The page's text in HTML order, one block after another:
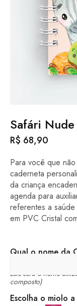
Safári Nude
R$ 68,90
Para você que
caderneta
da criança
agenda para
referentes a
em PVC Cristal
Qual o nome da
Este será o nome
composto)
Escolha o miolo